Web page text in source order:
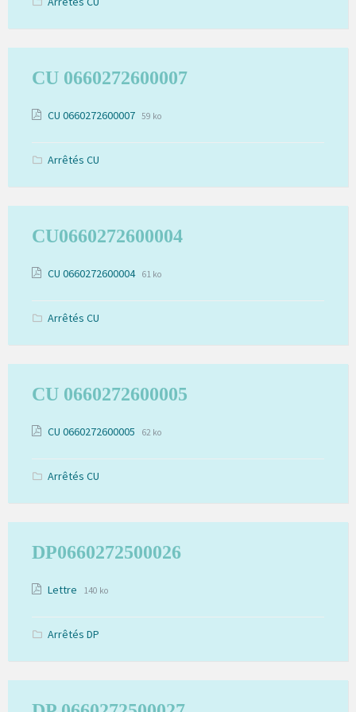
CU 0660272600007
Pièces
CU 0660272600007 Extension
fichier:
Taille
fichier:
59 ko
Arrêtés CU
CU0660272600004
Pièces
CU 0660272600004 Extension
fichier:
Taille
fichier:
61 ko
Arrêtés CU
CU 0660272600005
Pièces
CU 0660272600005 Extension
fichier:
Taille
fichier:
62 ko
Arrêtés CU
DP0660272500026
Pièces
Lettre
Extension
fichier:
pdf
Taille
fichier:
140 ko
Arrêtés DP